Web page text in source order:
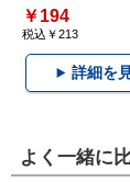
￥194
税込￥213
詳細を
よく一緒に